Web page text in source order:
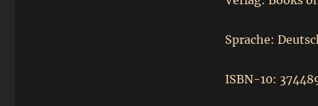
Sprache:
ISBN-10: